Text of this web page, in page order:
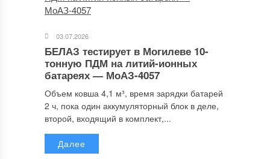
03.07.2026
БЕЛАЗ тестирует в Могилеве 10-
тонную ПДМ на литий-ионных
батареях — МоАЗ-4057
Объем ковша 4,1 м³, время зарядки батарей
2 ч, пока один аккумуляторный блок в деле,
второй, входящий в комплект,...
Далее